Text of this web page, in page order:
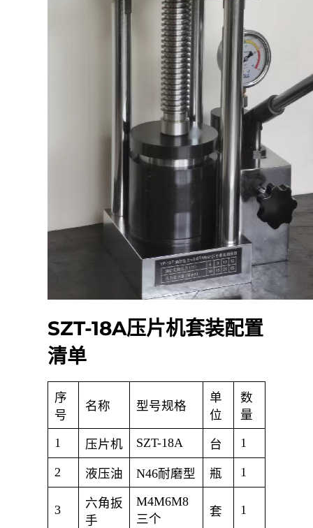
SZT-18A压片机套装配置
清单
序
号
名称 型号规格
单
位
数
量
1
压片机 SZT-18A 台 1
2 液压油 N46耐磨型 瓶 1
3
六角扳
手
M4M6M8
三个
套 1